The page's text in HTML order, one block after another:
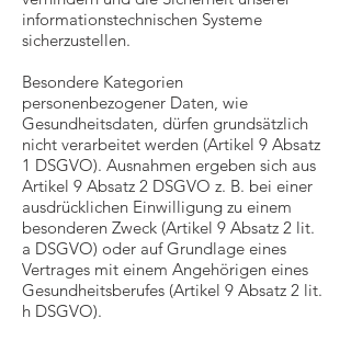
informationstechnischen Systeme
sicherzustellen.
Besondere Kategorien
personenbezogener Daten, wie
Gesundheitsdaten, dürfen grundsätzlich
nicht verarbeitet werden (Artikel 9 Absatz
1 DSGVO). Ausnahmen ergeben sich aus
Artikel 9 Absatz 2 DSGVO z. B. bei einer
ausdrücklichen Einwilligung zu einem
besonderen Zweck (Artikel 9 Absatz 2 lit.
a DSGVO) oder auf Grundlage eines
Vertrages mit einem Angehörigen eines
Gesundheitsberufes (Artikel 9 Absatz 2 lit.
h DSGVO).